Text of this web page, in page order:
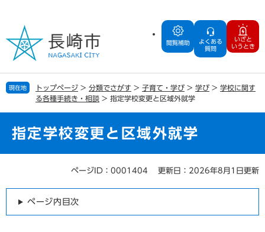
の
で
す
ー
ば
し
閲覧補助
よくある
質問
いざと
いうとき
現在地 トップページ > 分類でさがす > 子育て・学び > 学び > 学校に関す
る各種手続き・相談 > 指定学校変更と区域外就学
指定学校変更と区域外就学
ページID：0001404 更新日：2026年8月1日更新
ページ内目次